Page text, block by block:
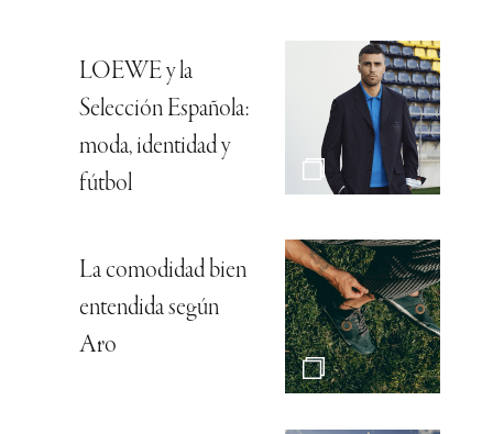
LOEWE y la
Selección Española:
moda, identidad y
fútbol
La comodidad bien
entendida según
Aro